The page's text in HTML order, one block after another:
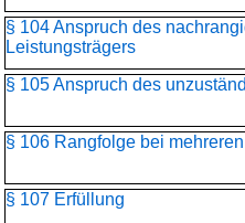
§ 104 Anspruch des
Leistungsträgers
§ 105 Anspruch des
§ 106 Rangfolge bei
§ 107 Erfüllung